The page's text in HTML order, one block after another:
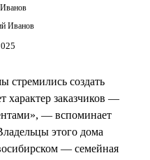
Иванов
стремились создать
характер заказчиков —
— вспоминает
этого дома
— семейная